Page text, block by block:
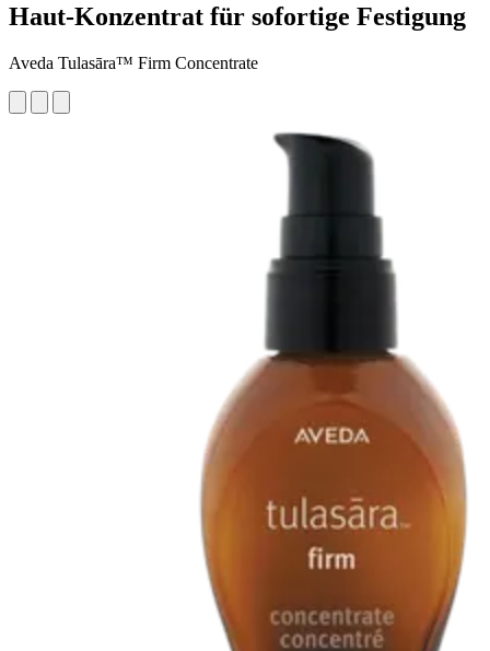
Haut-Konzentrat für sofortige Festigung
Aveda Tulasāra™ Firm Concentrate